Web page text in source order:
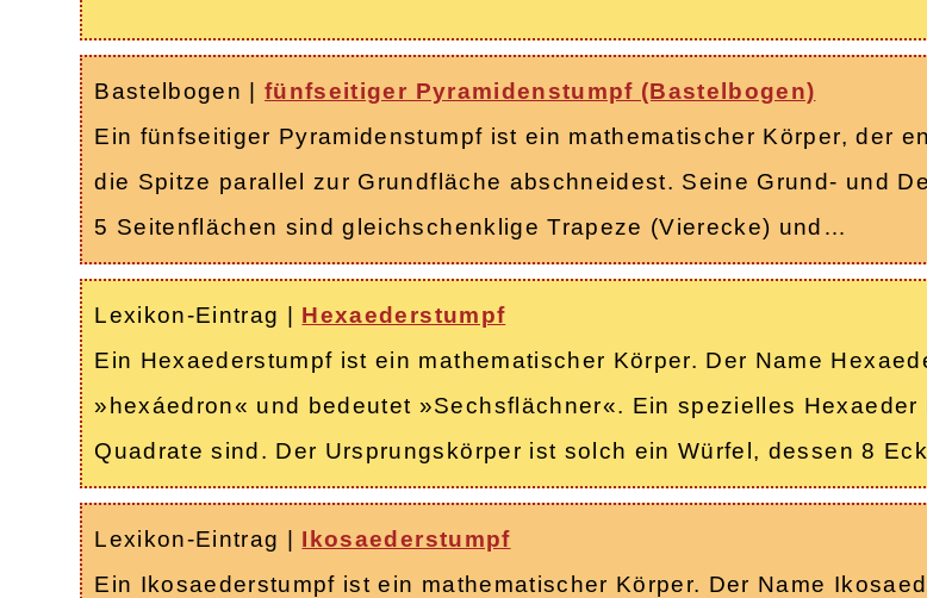
Bastelbogen |fünfseitiger Pyramidenstumpf (Bastelbogen)
Ein fünfseitiger Pyramidenstumpf ist ein mathematischer Körper, der
die Spitze parallel zur Grundfläche abschneidest. Seine Grund- und
5 Seitenflächen sind gleichschenklige Trapeze (Vierecke) und…
Lexikon-Eintrag | Hexaederstumpf
Ein Hexaederstumpf ist ein mathematischer Körper. Der Name
»hexáedron« und bedeutet »Sechsflächner«. Ein spezielles
Quadrate sind. Der Ursprungskörper ist solch ein Würfel, dessen 8
Lexikon-Eintrag | Ikosaederstumpf
Ein Ikosaederstumpf ist ein mathematischer Körper. Der Name